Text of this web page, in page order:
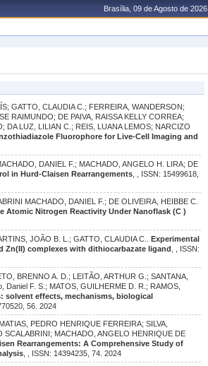
Brasília, 09 de Agosto de 2026
GATTO, CLAUDIA C.; FERREIRA, WANDERSON;
RAIMUNDO; DE PAIVA, RAISSA KELLY CORREA;
DA LUZ, LILIAN C.; REIS, LUANA LEMOS; NARCIZO
Fluorophore for Live-Cell Imaging and
DANIEL F.; MACHADO, ANGELO H. LIRA; DE
in Hurd-Claisen Rearrangements , , ISSN: 15499618,
MACHADO, DANIEL F.; DE OLIVEIRA, HEIBBE C.
Atomic Nitrogen Reactivity Under Nanoflask (C )
JOÃO B. L.; GATTO, CLAUDIA C.. Experimental
Zn(II) complexes with dithiocarbazate ligand
, , ISSN:
BRENNO A. D.; LEITÃO, ARTHUR G.; SANTANA,
F. S.; MATOS, GUILHERME D. R.; RAMOS,
solvent effects, mechanisms, biological
56. 2024
PEDRO HENRIQUE FERREIRA; SILVA,
MACHADO, ANGELO HENRIQUE DE
Rearrangements: A Comprehensive Study of
, , ISSN: 14394235, 74. 2024